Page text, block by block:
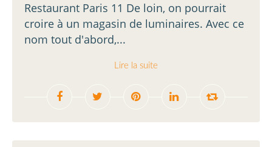
Restaurant Paris 11 De loin, on pourrait
croire à un magasin de luminaires. Avec ce
nom tout d'abord,...
Lire la suite